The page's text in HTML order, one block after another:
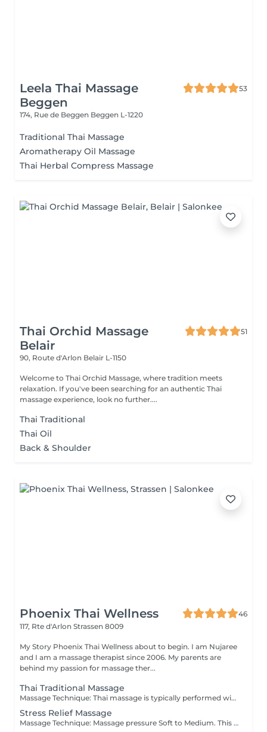
Leela Thai Massage
Beggen
53
174, Rue de Beggen Beggen L-1220
Traditional Thai Massage
Aromatherapy Oil Massage
Thai Herbal Compress Massage
Thai Orchid Massage
Belair
51
90, Route d'Arlon Belair L-1150
Welcome to Thai Orchid Massage, where tradition meets
relaxation. If you've been searching for an authentic Thai
massage experience, look no further....
Thai Traditional
Thai Oil
Back & Shoulder
Phoenix Thai Wellness
46
117, Rte d'Arlon Strassen 8009
My Story Phoenix Thai Wellness about to begin. I am Nujaree
and I am a massage therapist since 2006. My parents are
behind my passion for massage ther...
Thai Traditional Massage
Massage Technique: Thai massage is typically performed with the recipient fully clothed in loose, comfortable clothing, and without the use of oils or lotions. This ancient practice combines gentle point-pressure techniques, deep tissue methods, and yoga-like stretching. It is designed to promote relaxation, enhance flexibility, and relieve tension throughout the body. Each session is tailored to meet the individual's specific needs, ensuring a personalized experience that addresses both physical and everyday emotional stressors.
Stress Relief Massage
Massage Technique: Massage pressure Soft to Medium. This massage is celebrated for its gentle, rhythmic strokes that soothe the nervous system, making it the perfect choice for beginners exploring stress relief options and looking to ease mild muscle tension.